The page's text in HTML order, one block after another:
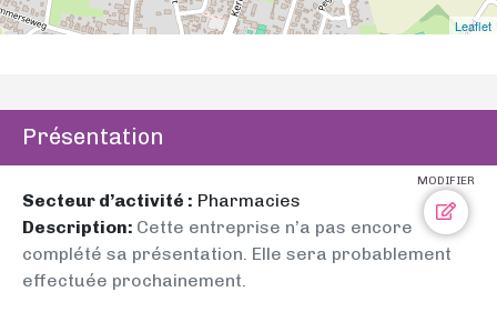
Leaflet
Présentation
MODIFIER
Secteur d’activité : Pharmacies
Description: Cette entreprise n’a pas encore
complété sa présentation. Elle sera probablement
effectuée prochainement.